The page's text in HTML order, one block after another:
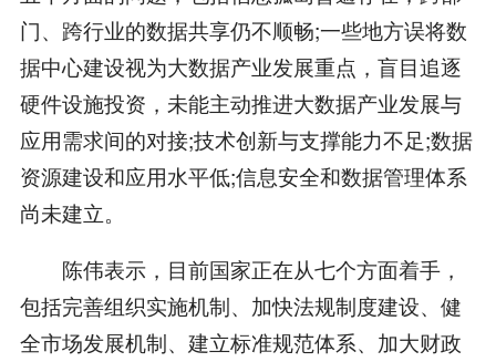
门、跨行业的数据共享仍不顺畅;一些地方误将数
据中心建设视为大数据产业发展重点，盲目追逐
硬件设施投资，未能主动推进大数据产业发展与
应用需求间的对接;技术创新与支撑能力不足;数据
资源建设和应用水平低;信息安全和数据管理体系
尚未建立。
陈伟表示，目前国家正在从七个方面着手，
包括完善组织实施机制、加快法规制度建设、健
全市场发展机制、建立标准规范体系、加大财政